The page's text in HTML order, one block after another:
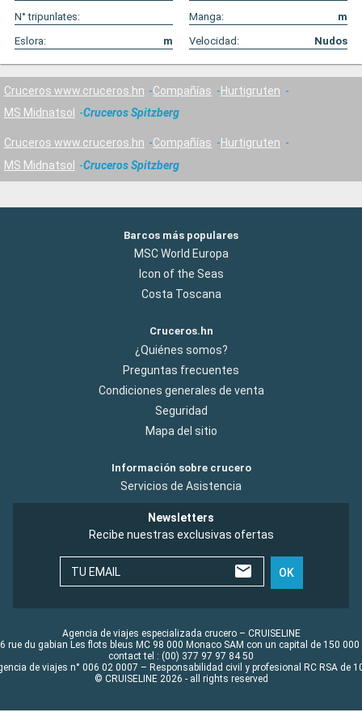
N° tripunlates:
Manga:
m
Eslora:
m Velocidad: Nudos
Cruceros www.cruceros.hn Compañías
Hurtigruten
MS Midnatsol
Cruceros Spitzberg
Cruceros www.cruceros.hn Compañías
Hurtigruten
MS Midnatsol
Cruceros Spitzberg
Barcos más populares
MSC World Europa
Icon of the Seas
Costa Toscana
Cruceros.hn
¿Quiénes somos?
Preguntas frecuentes
Condiciones generales de venta
Seguridad
Mapa del sitio
Información sobre crucero
Servicios de Asistencia
Newsletters
Recibe nuestras exclusivas ofertas
TU EMAIL OK
Agencia de viajes especializada crucero – CRUISELINE
rue du gabian Les flots bleus MC 98 000 Monaco SAM con un capital de 150 000
contact tel : (00) 377 97 97 84 50
de viajes n° 006 02 0007 – Responsabilidad civil y profesional RC RSA de
© CRUISELINE 2026 - all rights reserved